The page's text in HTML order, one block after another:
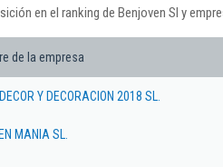
en el ranking de Benjoven Sl y
de la empresa
Y DECORACION 2018 SL.
MANIA SL.